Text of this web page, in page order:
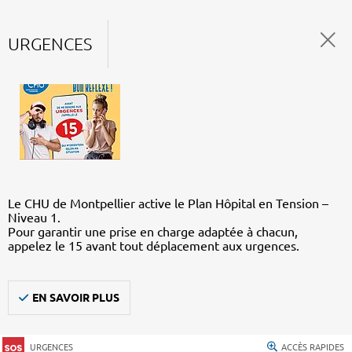
URGENCES
Le CHU de Montpellier active le Plan Hôpital en Tension –
Niveau 1.
Pour garantir une prise en charge adaptée à chacun,
appelez le 15 avant tout déplacement aux urgences.
EN SAVOIR PLUS
URGENCES ACCÈS RAPIDES